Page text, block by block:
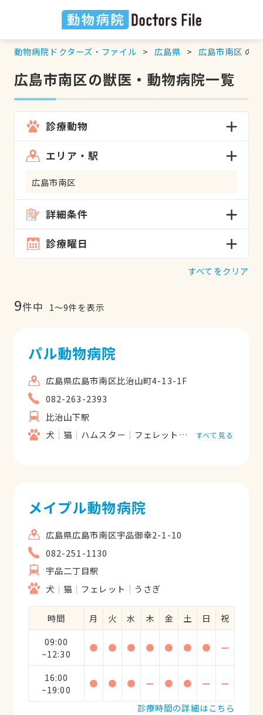
動物病院ドクターズ・ファイル 広島県 広島市南区 の
広島市南区の獣医・動物病院一覧
診療動物
エリア・駅
広島市南区
詳細条件
診療曜日
すべてをクリア
9件中 1〜9件を表示
パル動物病院
広島県広島市南区比治山町4-13-1F
082-263-2393
比治山下駅
犬
猫 ハムスター フェレット うさぎ 鳥類
すべて見る
メイプル動物病院
広島県広島市南区宇品御幸2-1-10
082-251-1130
宇品二丁目駅
犬
猫 フェレット うさぎ
時間 月 火 水 木 金 土 日
祝
09:00
~12:30
● ● ● ● ● ● ● ー
16:00
~19:00
● ● ● ー ● ● ー
ー
診療時間の詳細はこちら